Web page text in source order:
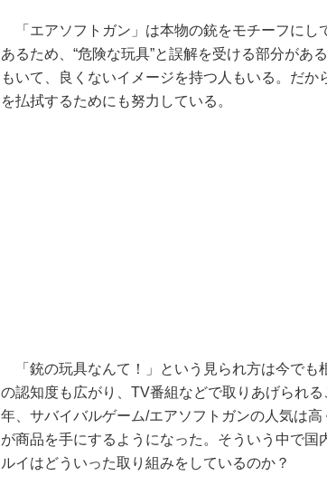
「エアソフトガン」は本物の銃をモチーフにし
あるため、“危険な玩具”と誤解を受ける部分があ
もいて、良くないイメージを持つ人もいる。だか
を払拭するためにも努力している。
「銃の玩具なんて！」という見られ方は今でも
の認知度も広がり、TV番組などで取りあげられ
年、サバイバルゲーム/エアソフトガンの人気は
が商品を手にするようになった。そういう中で国
ルイはどういった取り組みをしているのか？